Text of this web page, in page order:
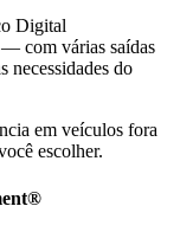
Digital
com várias saídas
necessidades do
em veículos fora
escolher.